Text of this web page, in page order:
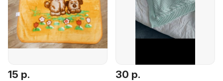
15 р. 30 р.